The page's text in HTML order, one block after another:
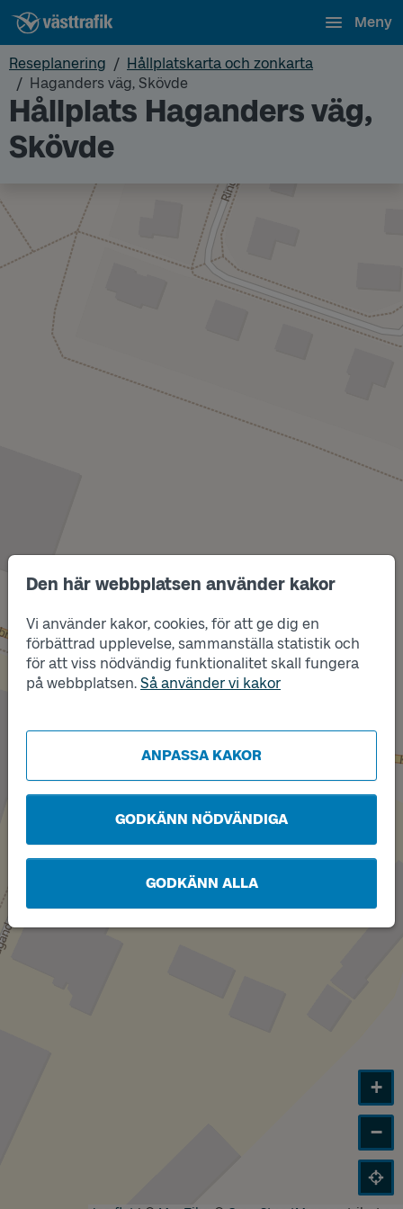
Den här webbplatsen använder kakor
Vi använder kakor, cookies, för att ge dig en
förbättrad upplevelse, sammanställa statistik och
för att viss nödvändig funktionalitet skall fungera
på webbplatsen. Så använder vi kakor
ANPASSA KAKOR
GODKÄNN NÖDVÄNDIGA
GODKÄNN ALLA
Meny
Reseplanering
Hållplatskarta och zonkarta
Haganders väg, Skövde
Hållplats Haganders väg,
Skövde
Läge
A
Läge
B
+
−